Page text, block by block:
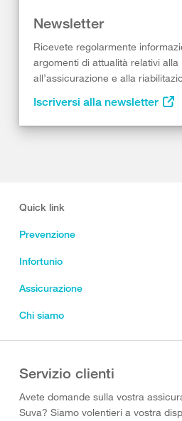
Newsletter
Ricevete regolarmente
argomenti di attualità relativi alla
all’assicurazione e alla
Iscriversi alla newsletter
Quick link
Prevenzione
Infortunio
Assicurazione
Chi siamo
Servizio clienti
Avete domande sulla vostra
Suva? Siamo volentieri a vostra